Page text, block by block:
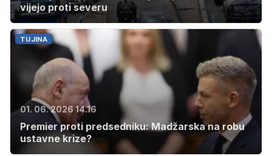
vijejo proti severu
TUJINA
01. 06. 2026 14.16
Premier proti predsedniku: Madžarska na robu
ustavne krize?